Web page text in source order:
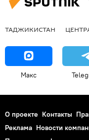
ТАДЖИКИСТАН
Макс
О проекте Контакты
Реклама Новости